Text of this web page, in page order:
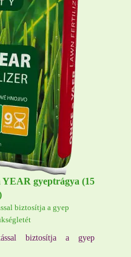
gyeptrágya (15
biztosítja a gyep
biztosítja a gyep